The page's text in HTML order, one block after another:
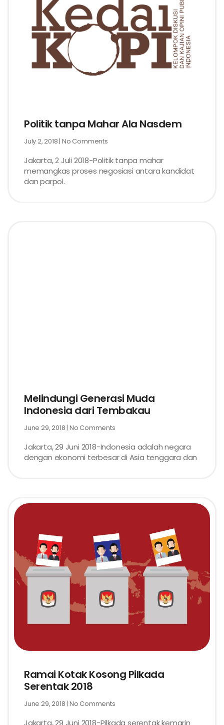
Politik tanpa Mahar Ala Nasdem
July 2, 2018 No Comments
Jakarta, 2 Juli 2018-Politik tanpa mahar
memangkas proses negosiasi antara kandidat
dan parpol.
Melindungi Generasi Muda
Indonesia dari Tembakau
June 29, 2018 No Comments
Jakarta, 29 Juni 2018-Indonesia adalah negara
dengan ekonomi terbesar di Asia tenggara dan
Ramai Kotak Kosong Pilkada
Serentak 2018
June 29, 2018 No Comments
Jakarta, 29 Juni 2018-Pilkada serentak kemarin